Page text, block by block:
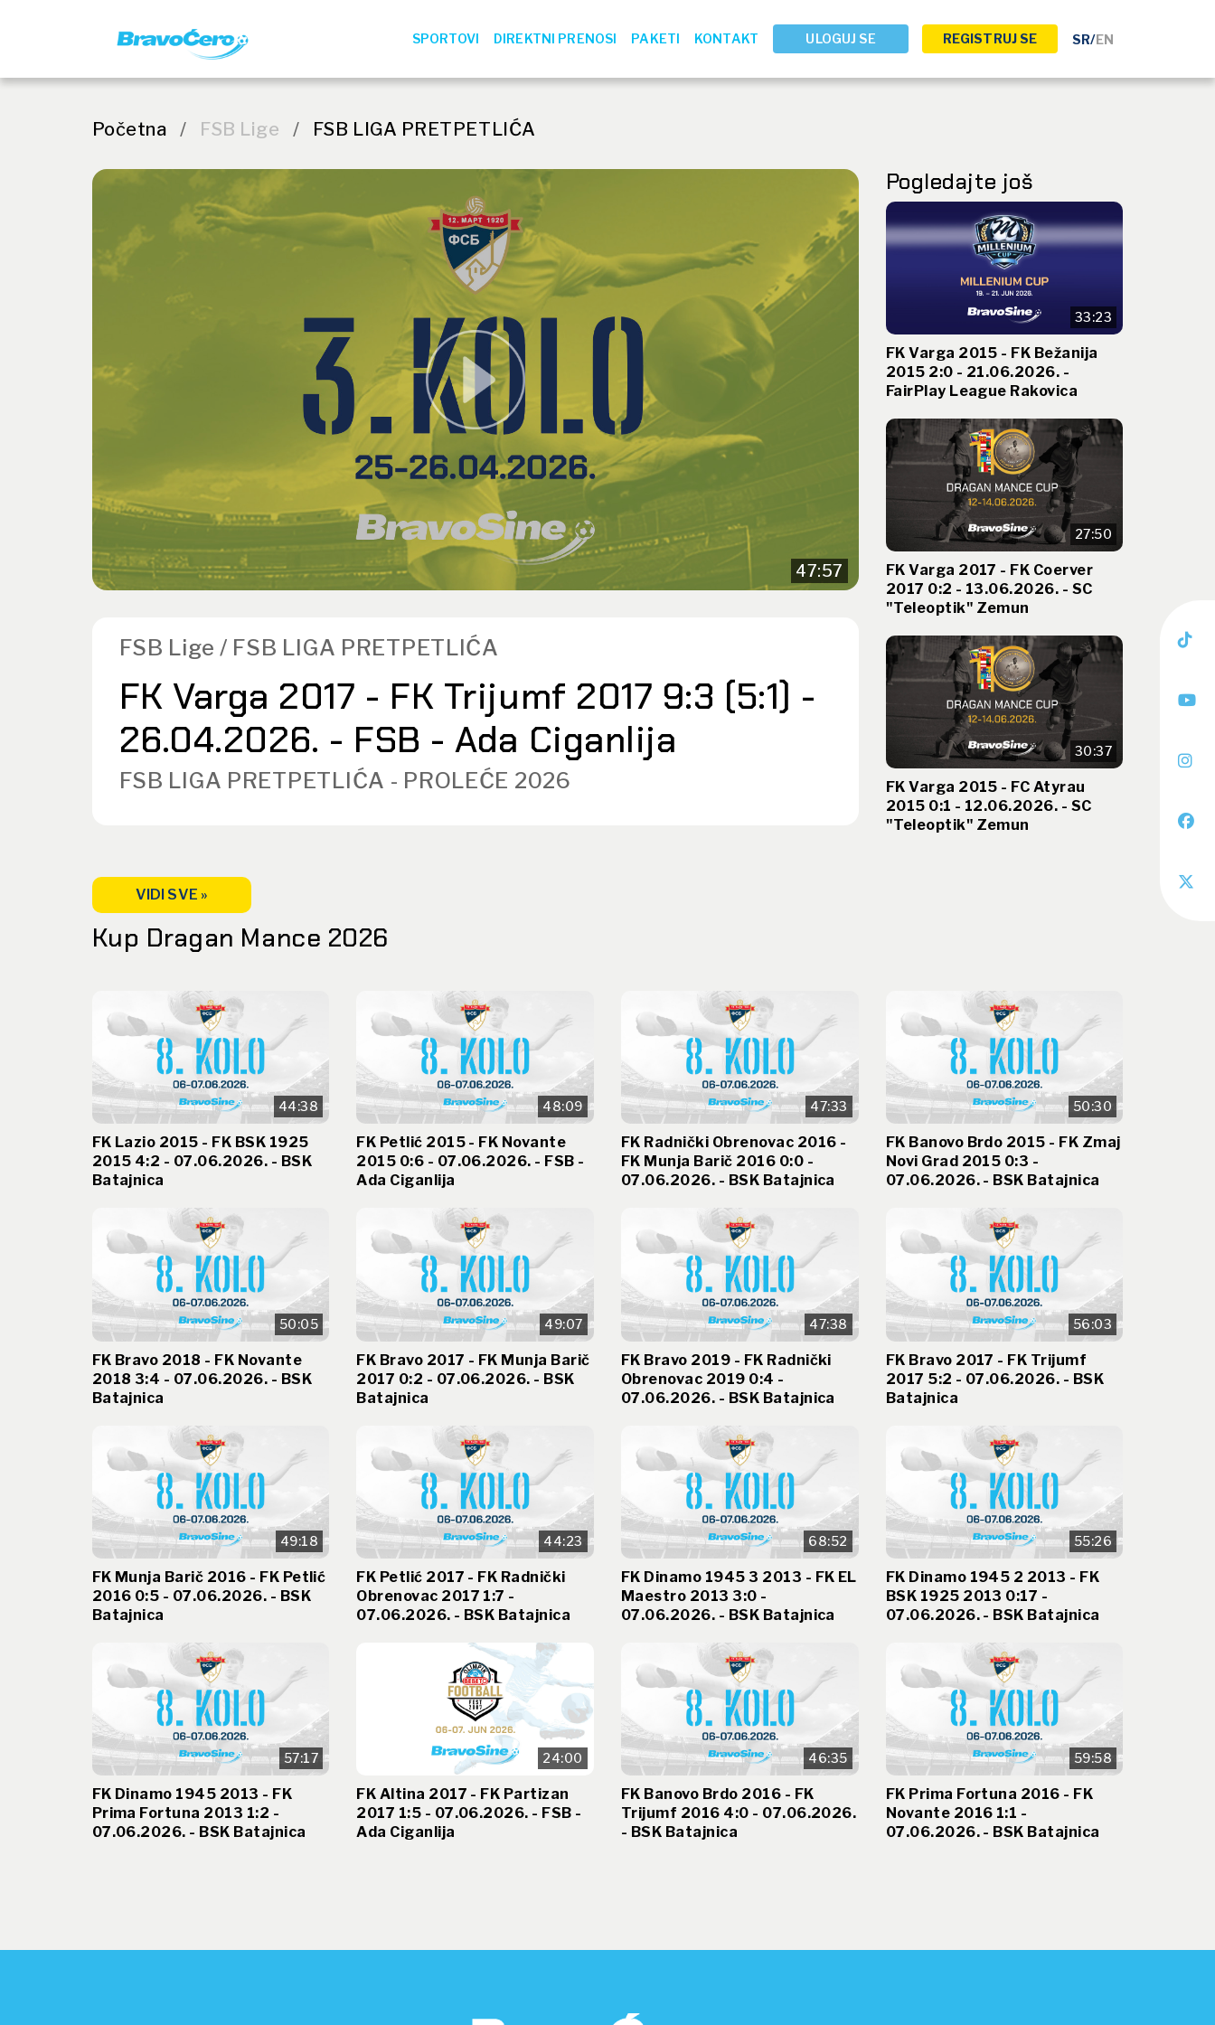
SPORTOVI DIREKTNI PRENOSI PAKETI KONTAKT ULOGUJ SE REGISTRUJ SE SR/EN
Početna / FSB Lige / FSB LIGA PRETPETLIĆA
47:57
FSB Lige / FSB LIGA PRETPETLIĆA
FK Varga 2017 - FK Trijumf 2017 9:3 (5:1) -
26.04.2026. - FSB - Ada Ciganlija
FSB LIGA PRETPETLIĆA - PROLEĆE 2026
Pogledajte još
33:23
FK Varga 2015 - FK Bežanija
2015 2:0 - 21.06.2026. -
FairPlay League Rakovica
27:50
FK Varga 2017 - FK Coerver
2017 0:2 - 13.06.2026. - SC
"Teleoptik" Zemun
30:37
FK Varga 2015 - FC Atyrau
2015 0:1 - 12.06.2026. - SC
"Teleoptik" Zemun
VIDI SVE »
Kup Dragan Mance 2026
44:38
FK Lazio 2015 - FK BSK 1925
2015 4:2 - 07.06.2026. - BSK
Batajnica
48:09
FK Petlić 2015 - FK Novante
2015 0:6 - 07.06.2026. - FSB -
Ada Ciganlija
47:33
FK Radnički Obrenovac 2016 -
FK Munja Barič 2016 0:0 -
07.06.2026. - BSK Batajnica
50:30
FK Banovo Brdo 2015 - FK Zmaj
Novi Grad 2015 0:3 -
07.06.2026. - BSK Batajnica
50:05
FK Bravo 2018 - FK Novante
2018 3:4 - 07.06.2026. - BSK
Batajnica
49:07
FK Bravo 2017 - FK Munja Barič
2017 0:2 - 07.06.2026. - BSK
Batajnica
47:38
FK Bravo 2019 - FK Radnički
Obrenovac 2019 0:4 -
07.06.2026. - BSK Batajnica
56:03
FK Bravo 2017 - FK Trijumf
2017 5:2 - 07.06.2026. - BSK
Batajnica
49:18
FK Munja Barič 2016 - FK Petlić
2016 0:5 - 07.06.2026. - BSK
Batajnica
44:23
FK Petlić 2017 - FK Radnički
Obrenovac 2017 1:7 -
07.06.2026. - BSK Batajnica
68:52
FK Dinamo 1945 3 2013 - FK EL
Maestro 2013 3:0 -
07.06.2026. - BSK Batajnica
55:26
FK Dinamo 1945 2 2013 - FK
BSK 1925 2013 0:17 -
07.06.2026. - BSK Batajnica
57:17
FK Dinamo 1945 2013 - FK
Prima Fortuna 2013 1:2 -
07.06.2026. - BSK Batajnica
24:00
FK Altina 2017 - FK Partizan
2017 1:5 - 07.06.2026. - FSB -
Ada Ciganlija
46:35
FK Banovo Brdo 2016 - FK
Trijumf 2016 4:0 - 07.06.2026.
- BSK Batajnica
59:58
FK Prima Fortuna 2016 - FK
Novante 2016 1:1 -
07.06.2026. - BSK Batajnica